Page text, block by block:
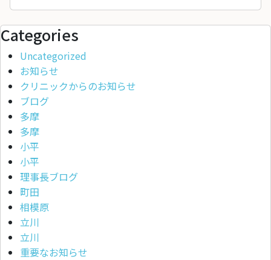
Categories
Uncategorized
お知らせ
クリニックからのお知らせ
ブログ
多摩
多摩
小平
小平
理事長ブログ
町田
相模原
立川
立川
重要なお知らせ